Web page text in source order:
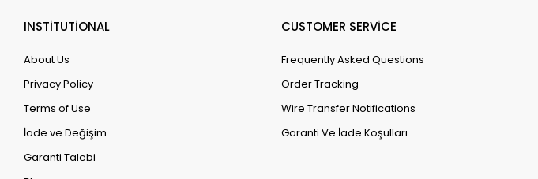
INSTİTUTİONAL
About Us
Privacy Policy
Terms of Use
İade ve Değişim
Garanti Talebi
CUSTOMER SERVİCE
Frequently Asked Questions
Order Tracking
Wire Transfer Notifications
Garanti Ve İade Koşulları